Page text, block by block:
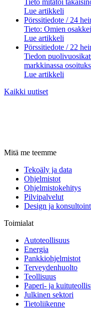
Lue artikkeli
Pörssitiedote / 24
Tieto: Omien
Lue artikkeli
Pörssitiedote / 22
Tiedon
markkinassa
Lue artikkeli
Kaikki uutiset
Mitä me teemme
Tekoäly ja data
Ohjelmistot
Ohjelmistokehitys
Pilvipalvelut
Design ja
Toimialat
Autoteollisuus
Energia
Pankkiohjelmistot
Terveydenhuolto
Teollisuus
Paperi- ja
Julkinen sektori
Tietoliikenne